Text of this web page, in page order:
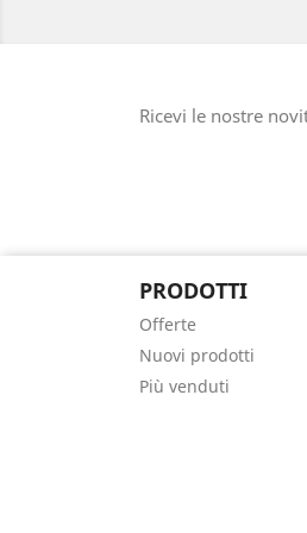
Ricevi le nostre
PRODOTTI
Offerte
Nuovi prodotti
Più venduti